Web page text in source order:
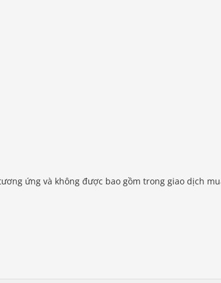
ứng và không được bao gồm trong giao dịch